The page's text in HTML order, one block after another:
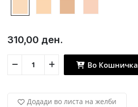
310,00 ден.
Во Кошничка
Додади во листа на желби